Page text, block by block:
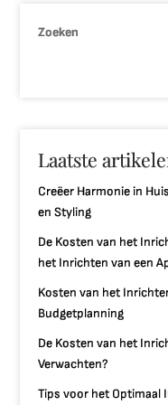
Zoeken
Laatste
Creëer Harmonie in
en Styling
De Kosten van het
het Inrichten van een
Kosten van het
Budgetplanning
De Kosten van het
Verwachten?
Tips voor het Optimaal